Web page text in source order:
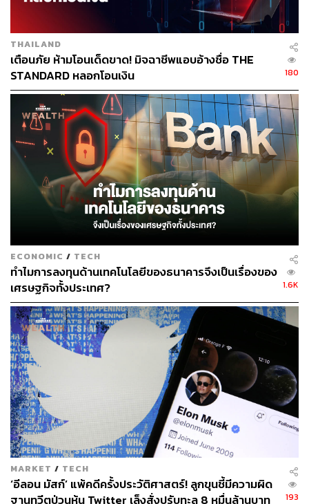
THAILAND
เตือนภัย ห้ามโอนเด็ดขาด! มิจฉาชีพแอบอ้างชื่อ THE
STANDARD หลอกโอนเงิน
180
ECONOMIC / TECH
ทำไมการลงทุนด้านเทคโนโลยีของธนาคารจึงเป็นเรื่องของ
เศรษฐกิจทั้งประเทศ?
1.6K
MARKET / TECH
‘อีลอน มัสก์’ แพ้คดีครั้งประวัติศาสตร์! ลูกขุนชี้มีความผิด
ฐานทวีตป่วนหุ้น Twitter เล็งสั่งปรับทะลุ 8 หมื่นล้านบาท
193